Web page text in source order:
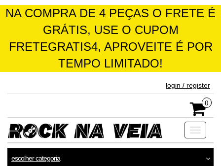
NA COMPRA DE 4 PEÇAS O FRETE É
GRÁTIS, USE O CUPOM
FRETEGRATIS4, APROVEITE É POR
TEMPO LIMITADO!
login / register
0
Toggle
escolher categoria